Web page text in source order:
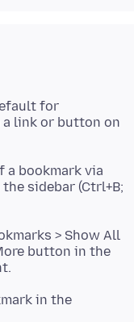
for
a link or button on
a bookmark via
sidebar (Ctrl+B;
> Show All
button in the
in the